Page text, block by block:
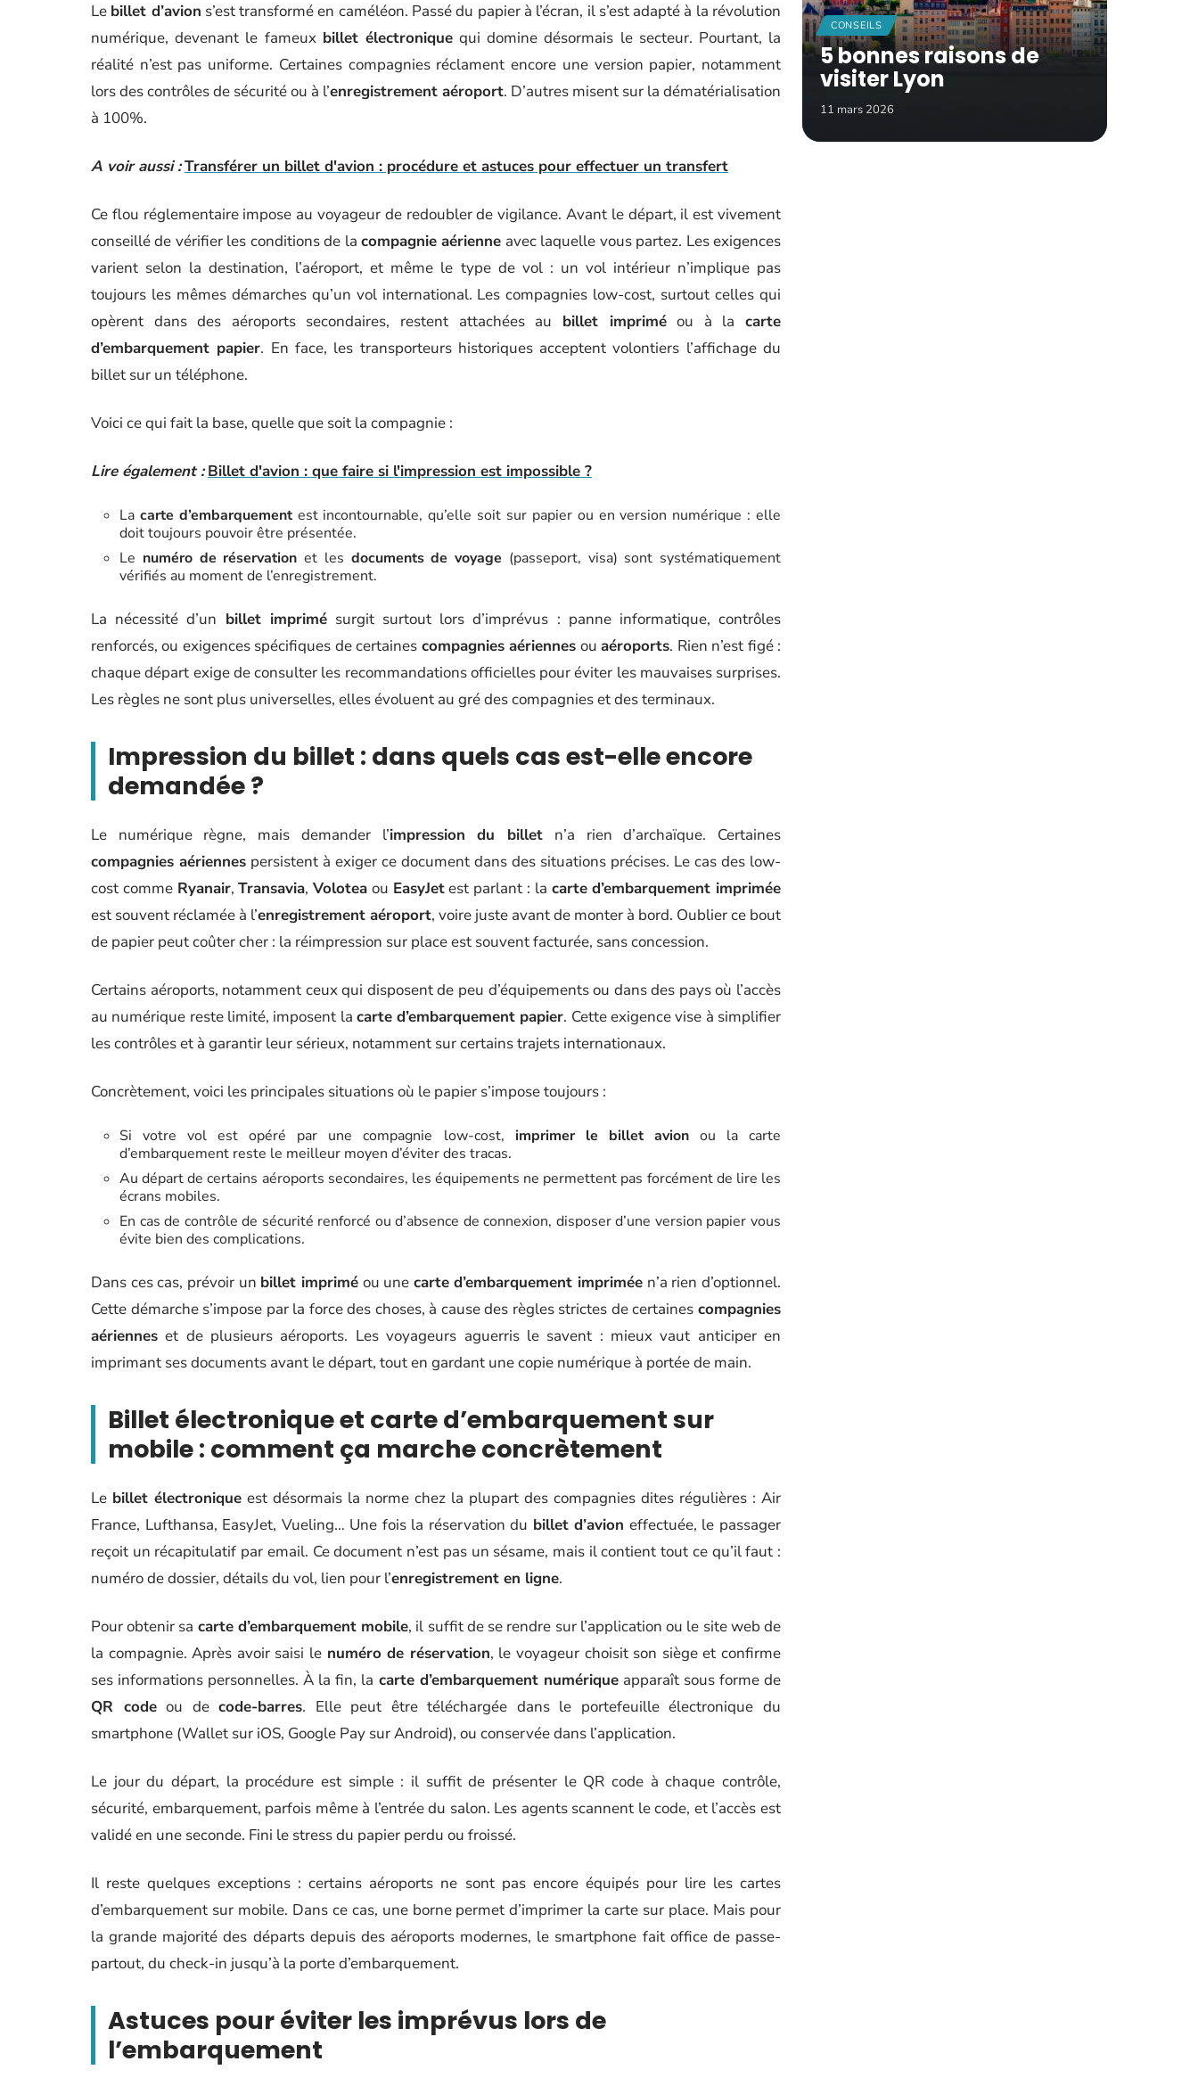
Le billet d’avion s’est transformé en caméléon. Passé du papier à l’écran, il s’est adapté à la révolution
numérique, devenant le fameux billet électroniquequi domine désormais le secteur. Pourtant, la
réalité n’est pas uniforme. Certaines compagnies réclament encore une version papier, notamment
lors des contrôles de sécurité ou à l’enregistrement aéroport. D’autres misent sur la dématérialisation
à 100%.
A voir aussi :Transférer un billet d'avion : procédure et astuces pour effectuer un transfert
Ce flou réglementaire impose au voyageur de redoubler de vigilance. Avant le départ, il est vivement
conseillé de vérifier les conditions de la compagnie aérienne avec laquelle vous partez. Les exigences
varient selon la destination, l’aéroport, et même le type de vol : un vol intérieur n’implique pas
toujours les mêmes démarches qu’un vol international. Les compagnies low-cost, surtout celles qui
opèrent dans des aéroports secondaires, restent attachées au billet impriméou à lacarte
d’embarquement papier. En face, les transporteurs historiques acceptent volontiers l’affichage du
billet sur un téléphone.
Voici ce qui fait la base, quelle que soit la compagnie :
Lire également : Billet d'avion : que faire si l'impression est impossible ?
La carte d’embarquementest incontournable, qu’elle soit sur papier ou en version numérique : elle
doit toujours pouvoir être présentée.
Le numéro de réservation et les documents de voyage (passeport, visa) sont systématiquement
vérifiés au moment de l’enregistrement.
La nécessité d’un billet imprimésurgit surtout lors d’imprévus : panne informatique, contrôles
renforcés, ou exigences spécifiques de certaines compagnies aériennes ouaéroports. Rien n’est figé :
chaque départ exige de consulter les recommandations officielles pour éviter les mauvaises surprises.
Les règles ne sont plus universelles, elles évoluent au gré des compagnies et des terminaux.
Impression du billet : dans quels cas est-elle encore
demandée ?
Le numérique règne, mais demander l’impression du billet n’a rien d’archaïque. Certaines
compagnies aériennes persistent à exiger ce document dans des situations précises. Le cas des low-
cost comme Ryanair,Transavia,Volotea ou EasyJetest parlant : la carte d’embarquement imprimée
est souvent réclamée à l’enregistrement aéroport, voire juste avant de monter à bord. Oublier ce bout
de papier peut coûter cher : la réimpression sur place est souvent facturée, sans concession.
Certains aéroports, notamment ceux qui disposent de peu d’équipements ou dans des pays où l’accès
au numérique reste limité, imposent la carte d’embarquement papier. Cette exigence vise à simplifier
les contrôles et à garantir leur sérieux, notamment sur certains trajets internationaux.
Concrètement, voici les principales situations où le papier s’impose toujours :
Si votre vol est opéré par une compagnie low-cost, imprimer le billet avionou la carte
d’embarquement reste le meilleur moyen d’éviter des tracas.
Au départ de certains aéroports secondaires, les équipements ne permettent pas forcément de lire les
écrans mobiles.
En cas de contrôle de sécurité renforcé ou d’absence de connexion, disposer d’une version papier vous
évite bien des complications.
Dans ces cas, prévoir un billet impriméou une carte d’embarquement imprimée n’a rien d’optionnel.
Cette démarche s’impose par la force des choses, à cause des règles strictes de certaines compagnies
aériennes et de plusieurs aéroports. Les voyageurs aguerris le savent : mieux vaut anticiper en
imprimant ses documents avant le départ, tout en gardant une copie numérique à portée de main.
Billet électronique et carte d’embarquement sur
mobile : comment ça marche concrètement
Le billet électronique est désormais la norme chez la plupart des compagnies dites régulières : Air
France, Lufthansa, EasyJet, Vueling… Une fois la réservation du billet d’avion effectuée, le passager
reçoit un récapitulatif par email. Ce document n’est pas un sésame, mais il contient tout ce qu’il faut :
numéro de dossier, détails du vol, lien pour l’enregistrement en ligne.
Pour obtenir sa carte d’embarquement mobile, il suffit de se rendre sur l’application ou le site web de
la compagnie. Après avoir saisi le numéro de réservation, le voyageur choisit son siège et confirme
ses informations personnelles. À la fin, la carte d’embarquement numériqueapparaît sous forme de
QR codeou decode-barres. Elle peut être téléchargée dans le portefeuille électronique du
smartphone (Wallet sur iOS, Google Pay sur Android), ou conservée dans l’application.
Le jour du départ, la procédure est simple : il suffit de présenter le QR code à chaque contrôle,
sécurité, embarquement, parfois même à l’entrée du salon. Les agents scannent le code, et l’accès est
validé en une seconde. Fini le stress du papier perdu ou froissé.
Il reste quelques exceptions : certains aéroports ne sont pas encore équipés pour lire les cartes
d’embarquement sur mobile. Dans ce cas, une borne permet d’imprimer la carte sur place. Mais pour
la grande majorité des départs depuis des aéroports modernes, le smartphone fait office de passe-
partout, du check-in jusqu’à la porte d’embarquement.
Astuces pour éviter les imprévus lors de
l’embarquement
CONSEILS
5 bonnes raisons de
visiter Lyon
11 mars 2026